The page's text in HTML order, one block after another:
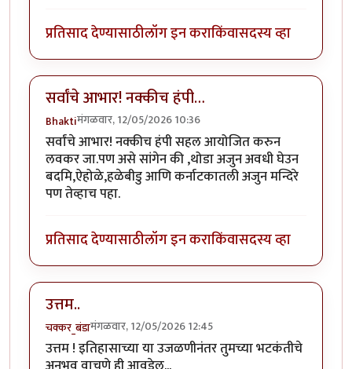
प्रतिसाद देण्यासाठीलॉग इन कराकिंवासदस्य व्हा
सर्वांचे आभार! नक्कीच हंपी…
Bhaktiमंगळवार, 12/05/2026 10:36
सर्वांचे आभार! नक्कीच हंपी सहल आयोजित करुन
लवकर जा.पण असे सांगेन की ,थोडा अजुन अवधी घेउन
बदमि,ऐहोळे,हळेबीडु आणि कर्नाटकातली अजुन मन्दिरे
पण तेव्हाच पहा.
प्रतिसाद देण्यासाठीलॉग इन कराकिंवासदस्य व्हा
उत्तम..
चक्कर_बंडामंगळवार, 12/05/2026 12:45
उत्तम ! इतिहासाच्या या उजळणीनंतर तुमच्या भटकंतीचे